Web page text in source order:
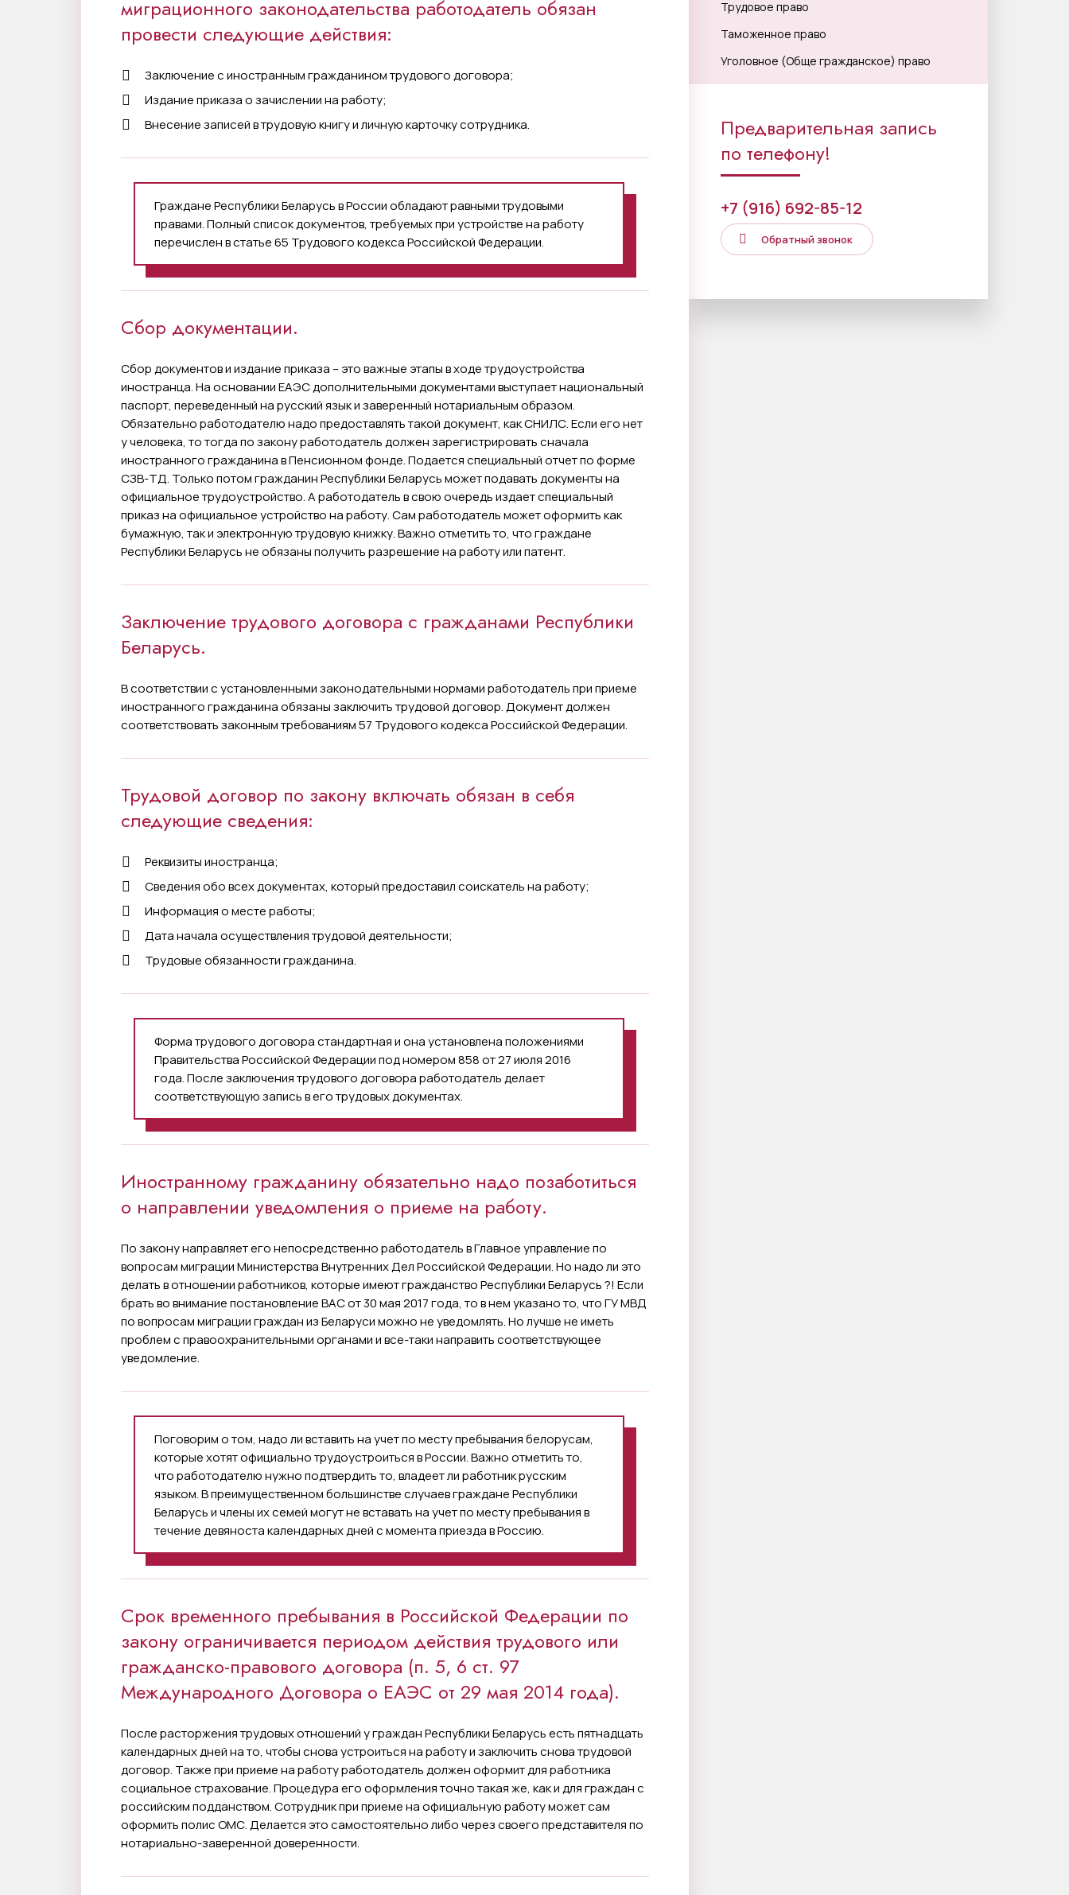
миграционного законодательства работодатель обязан
провести следующие действия:
Заключение с иностранным гражданином трудового договора;
Издание приказа о зачислении на работу;
Внесение записей в трудовую книгу и личную карточку сотрудника.
Граждане Республики Беларусь в России обладают равными трудовыми
правами. Полный список документов, требуемых при устройстве на работу
перечислен в статье 65 Трудового кодекса Российской Федерации.
Сбор документации.
Сбор документов и издание приказа – это важные этапы в ходе трудоустройства
иностранца. На основании ЕАЭС дополнительными документами выступает национальный
паспорт, переведенный на русский язык и заверенный нотариальным образом.
Обязательно работодателю надо предоставлять такой документ, как СНИЛС. Если его нет
у человека, то тогда по закону работодатель должен зарегистрировать сначала
иностранного гражданина в Пенсионном фонде. Подается специальный отчет по форме
СЗВ-ТД. Только потом гражданин Республики Беларусь может подавать документы на
официальное трудоустройство. А работодатель в свою очередь издает специальный
приказ на официальное устройство на работу. Сам работодатель может оформить как
бумажную, так и электронную трудовую книжку. Важно отметить то, что граждане
Республики Беларусь не обязаны получить разрешение на работу или патент.
Заключение трудового договора с гражданами Республики
Беларусь.
В соответствии с установленными законодательными нормами работодатель при приеме
иностранного гражданина обязаны заключить трудовой договор. Документ должен
соответствовать законным требованиям 57 Трудового кодекса Российской Федерации.
Трудовой договор по закону включать обязан в себя
следующие сведения:
Реквизиты иностранца;
Сведения обо всех документах, который предоставил соискатель на работу;
Информация о месте работы;
Дата начала осуществления трудовой деятельности;
Трудовые обязанности гражданина.
Форма трудового договора стандартная и она установлена положениями
Правительства Российской Федерации под номером 858 от 27 июля 2016
года. После заключения трудового договора работодатель делает
соответствующую запись в его трудовых документах.
Иностранному гражданину обязательно надо позаботиться
о направлении уведомления о приеме на работу.
По закону направляет его непосредственно работодатель в Главное управление по
вопросам миграции Министерства Внутренних Дел Российской Федерации. Но надо ли это
делать в отношении работников, которые имеют гражданство Республики Беларусь ?! Если
брать во внимание постановление ВАС от 30 мая 2017 года, то в нем указано то, что ГУ МВД
по вопросам миграции граждан из Беларуси можно не уведомлять. Но лучше не иметь
проблем с правоохранительными органами и все-таки направить соответствующее
уведомление.
Поговорим о том, надо ли вставить на учет по месту пребывания белорусам,
которые хотят официально трудоустроиться в России. Важно отметить то,
что работодателю нужно подтвердить то, владеет ли работник русским
языком. В преимущественном большинстве случаев граждане Республики
Беларусь и члены их семей могут не вставать на учет по месту пребывания в
течение девяноста календарных дней с момента приезда в Россию.
Срок временного пребывания в Российской Федерации по
закону ограничивается периодом действия трудового или
гражданско-правового договора (п. 5, 6 ст. 97
Международного Договора о ЕАЭС от 29 мая 2014 года).
После расторжения трудовых отношений у граждан Республики Беларусь есть пятнадцать
календарных дней на то, чтобы снова устроиться на работу и заключить снова трудовой
договор. Также при приеме на работу работодатель должен оформит для работника
социальное страхование. Процедура его оформления точно такая же, как и для граждан с
российским подданством. Сотрудник при приеме на официальную работу может сам
оформить полис ОМС. Делается это самостоятельно либо через своего представителя по
нотариально-заверенной доверенности.
Трудовое право
Таможенное право
Уголовное (Обще гражданское) право
Предварительная запись
по телефону!
+7 (916) 692-85-12
Обратный звонок